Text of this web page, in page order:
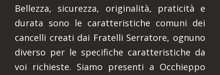
Bellezza, sicurezza, originalità, praticità e
durata sono le caratteristiche comuni dei
cancelli creati dai Fratelli Serratore, ognuno
diverso per le specifiche caratteristiche da
voi richieste. Siamo presenti a Occhieppo